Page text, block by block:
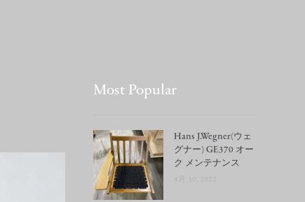
Most Popular
Hans J.Wegner(ウェ
グナー) GE370 オー
ク メンテナンス